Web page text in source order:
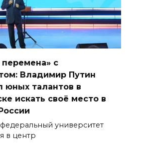
с
Владимир Путин
юных талантов в
искать своё место в
университет
в центр